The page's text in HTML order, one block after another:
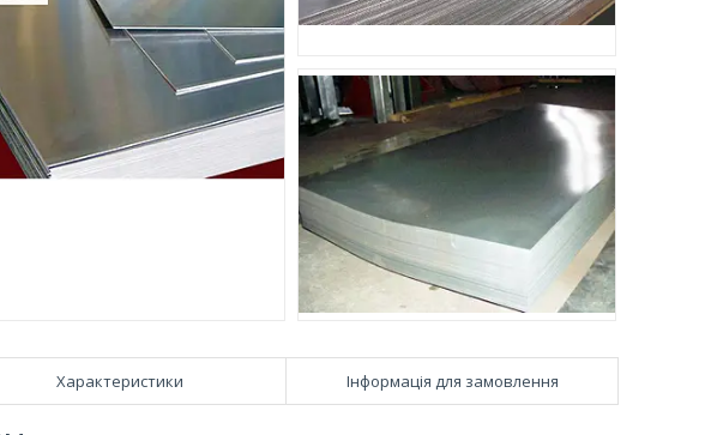
Характеристики Інформація для замовлення